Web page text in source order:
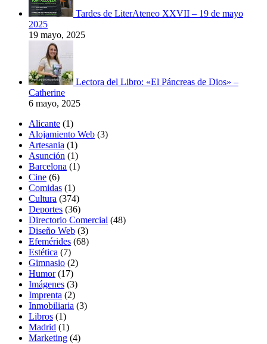
Tardes de LiterAteneo XXVII – 19 de mayo
2025
19 mayo, 2025
Lectora del Libro: «El Páncreas de Dios» –
Catherine
6 mayo, 2025
Alicante (1)
Alojamiento Web (3)
Artesania (1)
Asunción (1)
Barcelona (1)
Cine (6)
Comidas (1)
Cultura (374)
Deportes (36)
Directorio Comercial (48)
Diseño Web (3)
Efemérides (68)
Estética (7)
Gimnasio (2)
Humor(17)
Imágenes (3)
Imprenta (2)
Inmobiliaria (3)
Libros (1)
Madrid (1)
Marketing (4)